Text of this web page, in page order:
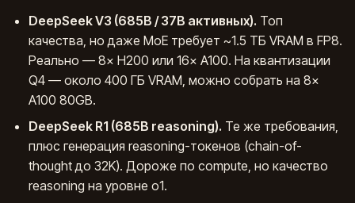
DeepSeek V3 (685B / 37B активных). Топ
качества, но даже MoE требует ~1.5 ТБ VRAM в FP8.
Реально — 8× H200 или 16× A100. На квантизации
Q4 — около 400 ГБ VRAM, можно собрать на 8×
A100 80GB.
DeepSeek R1 (685B reasoning). Те же требования,
плюс генерация reasoning-токенов (chain-of-
thought до 32K). Дороже по compute, но качество
reasoning на уровне o1.